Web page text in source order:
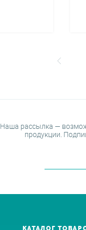
Наша рассылка —
продукции.
КАТАЛОГ